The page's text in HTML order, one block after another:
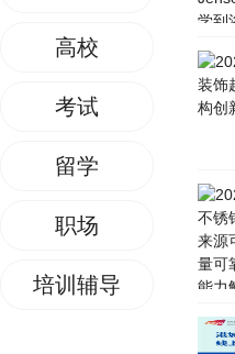
高校
考试
留学
职场
培训辅导